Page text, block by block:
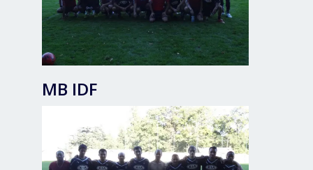
MB IDF